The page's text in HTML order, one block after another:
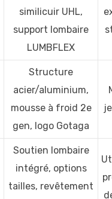
similicuir UHL,
support lombaire
LUMBFLEX
Structure
acier/aluminium,
mousse à froid 2e
gen, logo Gotaga
Soutien lombaire
intégré, options
tailles, revêtement